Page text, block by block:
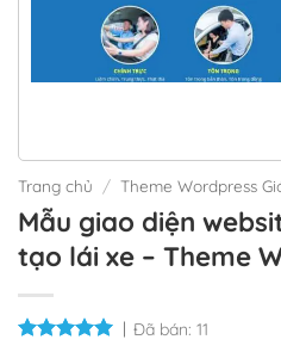
Trang chủ / Theme Wordpress
Mẫu giao diện
tạo lái xe – Theme
Đã bán: 11